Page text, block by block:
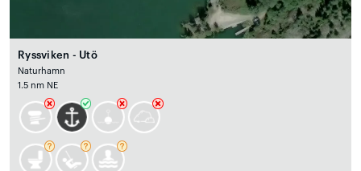
Ryssviken - Utö
Naturhamn
1.5 nm NE